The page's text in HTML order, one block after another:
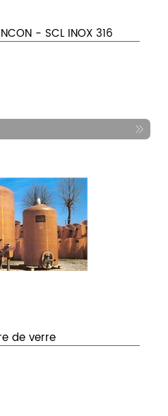
- SCL INOX 316
de verre